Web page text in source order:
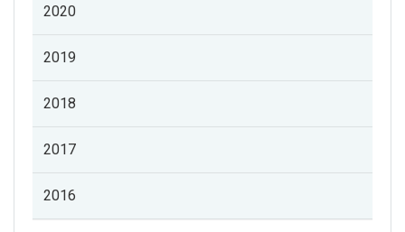
2020
2019
2018
2017
2016